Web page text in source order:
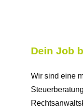
Dein Job
Wir sind eine